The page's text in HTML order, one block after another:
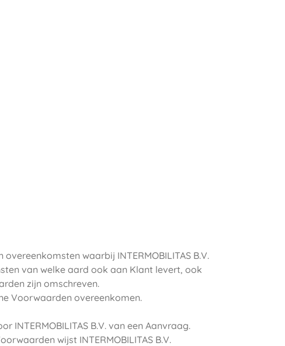
waarbij INTERMOBILITAS B.V.
van welke aard ook aan Klant levert, ook
zijn omschreven.
Voorwaarden overeenkomen.
B.V. van een Aanvraag.
wijst INTERMOBILITAS B.V.